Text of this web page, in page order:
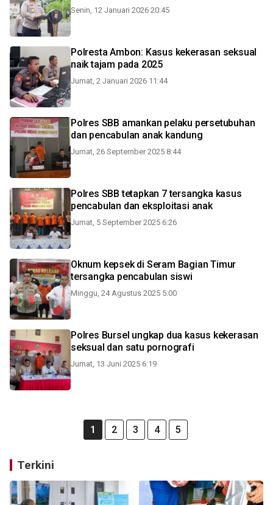
Senin, 12 Januari 2026 20:45
Polresta Ambon: Kasus kekerasan seksual
naik tajam pada 2025
Jumat, 2 Januari 2026 11:44
Polres SBB amankan pelaku persetubuhan
dan pencabulan anak kandung
Jumat, 26 September 2025 8:44
Polres SBB tetapkan 7 tersangka kasus
pencabulan dan eksploitasi anak
Jumat, 5 September 2025 6:26
Oknum kepsek di Seram Bagian Timur
tersangka pencabulan siswi
Minggu, 24 Agustus 2025 5:00
Polres Bursel ungkap dua kasus kekerasan
seksual dan satu pornografi
Jumat, 13 Juni 2025 6:19
1 2 3 4 5
Terkini